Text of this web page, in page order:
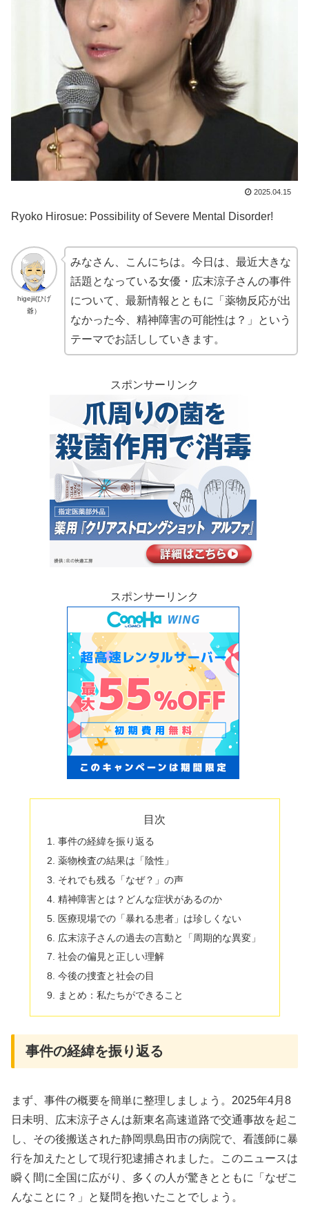
2025.04.15
Ryoko Hirosue: Possibility of Severe Mental Disorder!
higejii(ひげ
爺）
みなさん、こんにちは。今日は、最近大きな
話題となっている女優・広末涼子さんの事件
について、最新情報とともに「薬物反応が出
なかった今、精神障害の可能性は？」という
テーマでお話ししていきます。
スポンサーリンク
スポンサーリンク
目次
事件の経緯を振り返る
薬物検査の結果は「陰性」
それでも残る「なぜ？」の声
精神障害とは？どんな症状があるのか
医療現場での「暴れる患者」は珍しくない
広末涼子さんの過去の言動と「周期的な異変」
社会の偏見と正しい理解
今後の捜査と社会の目
まとめ：私たちができること
事件の経緯を振り返る
まず、事件の概要を簡単に整理しましょう。2025年4月8
日未明、広末涼子さんは新東名高速道路で交通事故を起こ
し、その後搬送された静岡県島田市の病院で、看護師に暴
行を加えたとして現行犯逮捕されました。このニュースは
瞬く間に全国に広がり、多くの人が驚きとともに「なぜこ
んなことに？」と疑問を抱いたことでしょう。